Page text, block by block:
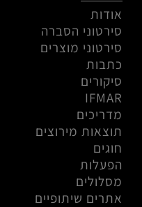
אודות
סירטוני הסברה
סירטוני מוצרים
כתבות
סיקורים
IFMAR
מדריכים
תוצאות מירוצים
חוגים
הפעלות
מסלולים
אתרים שיתופיים